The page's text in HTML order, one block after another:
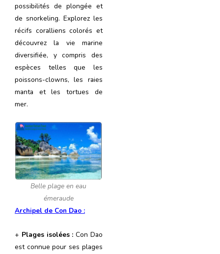
possibilités de plongée et
de snorkeling. Explorez les
récifs coralliens colorés et
découvrez la vie marine
diversifiée, y compris des
espèces telles que les
poissons-clowns, les raies
manta et les tortues de
mer.
Belle plage en eau
émeraude
Archipel de Con Dao :
+ Plages isolées : Con Dao
est connue pour ses plages